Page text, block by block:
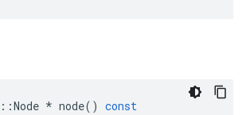
::Node * node() const